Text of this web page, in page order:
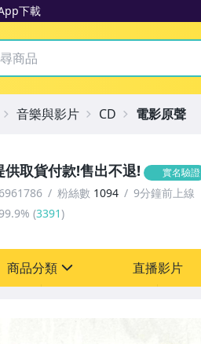
下載
賣
供取貨付款!售出不退! 實名驗證
粉絲數 1094
9分鐘前上線
(3391)
商品分類 直播影片
音樂與影片 CD 電影原聲